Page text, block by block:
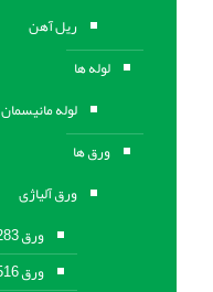
ریل آهن
لوله ها
لوله مانیسمان
ورق ها
ورق آلیاژی
ورق A283
ورق A516